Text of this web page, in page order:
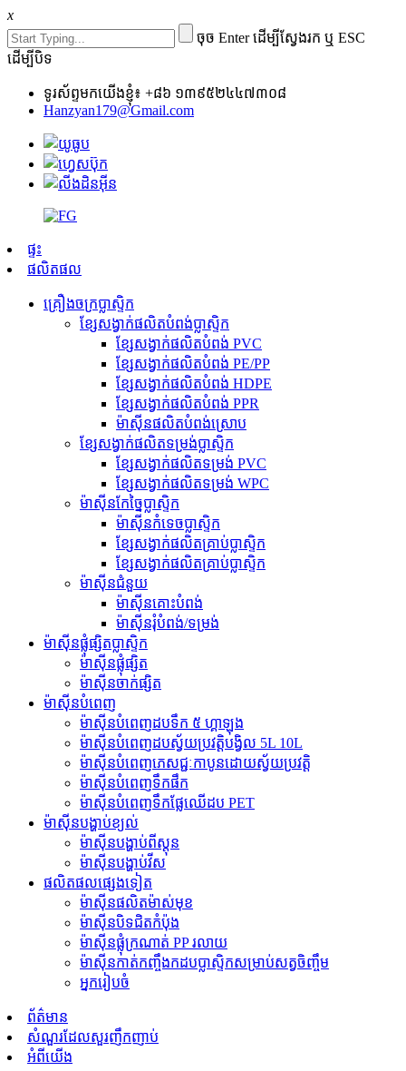
x
ចុច Enter ដើម្បីស្វែងរក ឬ ESC
ដើម្បីបិទ
ទូរស័ព្ទមកយើងខ្ញុំ៖ +៨៦ ១៣៩៥២៤៤៧៣០៨
Hanzyan179@Gmail.com
ផ្ទះ
ផលិតផល
គ្រឿងចក្រប្លាស្ទិក
ខ្សែសង្វាក់ផលិតបំពង់ប្លាស្ទិក
ខ្សែសង្វាក់ផលិតបំពង់ PVC
ខ្សែសង្វាក់ផលិតបំពង់ PE/PP
ខ្សែសង្វាក់ផលិតបំពង់ HDPE
ខ្សែសង្វាក់ផលិតបំពង់ PPR
ម៉ាស៊ីនផលិតបំពង់ស្រោប
ខ្សែសង្វាក់ផលិតទម្រង់ប្លាស្ទិក
ខ្សែសង្វាក់ផលិតទម្រង់ PVC
ខ្សែសង្វាក់ផលិតទម្រង់ WPC
ម៉ាស៊ីនកែច្នៃប្លាស្ទិក
ម៉ាស៊ីនកំទេចប្លាស្ទិក
ខ្សែសង្វាក់ផលិតគ្រាប់ប្លាស្ទិក
ខ្សែសង្វាក់ផលិតគ្រាប់ប្លាស្ទិក
ម៉ាស៊ីនជំនួយ
ម៉ាស៊ីន​គោះ​បំពង់
ម៉ាស៊ីនរុំបំពង់/ទម្រង់
ម៉ាស៊ីនផ្លុំផ្សិតប្លាស្ទិក
ម៉ាស៊ីនផ្លុំផ្សិត
ម៉ាស៊ីនចាក់ផ្សិត
ម៉ាស៊ីនបំពេញ
ម៉ាស៊ីនបំពេញដបទឹក ៥ ហ្គាឡុង
ម៉ាស៊ីនបំពេញដបស្វ័យប្រវត្តិបង្វិល 5L 10L
ម៉ាស៊ីនបំពេញភេសជ្ជៈកាបូនដោយស្វ័យប្រវត្តិ
ម៉ាស៊ីនបំពេញទឹកផឹក
ម៉ាស៊ីនបំពេញទឹកផ្លែឈើដប PET
ម៉ាស៊ីនបង្ហាប់ខ្យល់
ម៉ាស៊ីនបង្ហាប់ពីស្តុន
ម៉ាស៊ីនបង្ហាប់វីស
ផលិតផលផ្សេងទៀត
ម៉ាស៊ីនផលិតម៉ាស់មុខ
ម៉ាស៊ីនបិទជិតកំប៉ុង
ម៉ាស៊ីន​ផ្លុំ​ក្រណាត់ PP រលាយ
ម៉ាស៊ីនកាត់កញ្ចឹងកដបប្លាស្ទិកសម្រាប់សត្វចិញ្ចឹម
អ្នករៀបចំ
ព័ត៌មាន
សំណួរដែលសួរញឹកញាប់
អំពីយើង